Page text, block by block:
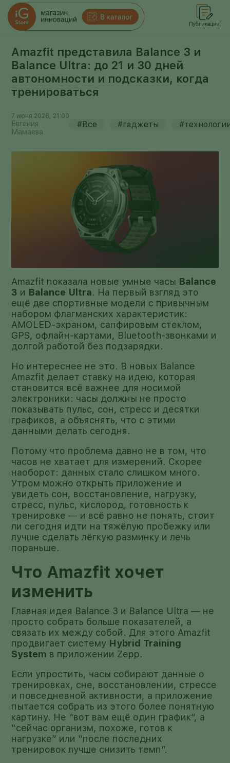
Amazfit представила Balance 3 и
Balance Ultra: до 21 и 30 дней
автономности и подсказки, когда
тренироваться
7 июня 2026, 21:00
Евгения
Мамаева
#Все #гаджеты
Amazfit показала новые умные часы Balance
3 и Balance Ultra. На первый взгляд это
ещё две спортивные модели с привычным
набором флагманских характеристик:
AMOLED-экраном, сапфировым стеклом,
GPS, офлайн-картами, Bluetooth-звонками и
долгой работой без подзарядки.
Но интереснее не это. В новых Balance
Amazfit делает ставку на идею, которая
становится всё важнее для носимой
электроники: часы должны не просто
показывать пульс, сон, стресс и десятки
графиков, а объяснять, что с этими
данными делать сегодня.
Потому что проблема давно не в том, что
часов не хватает для измерений. Скорее
наоборот: данных стало слишком много.
Утром можно открыть приложение и
увидеть сон, восстановление, нагрузку,
стресс, пульс, кислород, готовность к
тренировке — и всё равно не понять, стоит
ли сегодня идти на тяжёлую пробежку или
лучше сделать лёгкую разминку и лечь
пораньше.
Что Amazfit хочет
изменить
Главная идея Balance 3 и Balance Ultra — не
просто собрать больше показателей, а
связать их между собой. Для этого Amazfit
продвигает систему Hybrid Training
System в приложении Zepp.
Если упростить, часы собирают данные о
тренировках, сне, восстановлении, стрессе
и повседневной активности, а приложение
пытается собрать из этого более понятную
картину. Не “вот вам ещё один график”, а
“сейчас организм, похоже, готов к
нагрузке” или “после последних
тренировок лучше снизить темп”.